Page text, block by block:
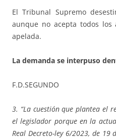
El Tribunal Supremo
aunque no acepta todos los
apelada.
La demanda se interpuso
F.D.SEGUNDO
3. “La cuestión que plantea el
el legislador porque en la
Real Decreto-ley 6/2023, de 19